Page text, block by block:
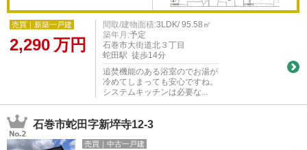
売買｜新築一戸建
2,290万円
間取/建物面積:3LDK/ 95.58㎡
築年月:予定
石巻市大街道北３丁目
蛇田駅 徒歩14分
追焚機能のある浴室のでお湯が
冷めてしまっても安心ですね。
システムキッチンは必要な...
石巻市蛇田字新埣寺12-3
売買｜中古一戸建